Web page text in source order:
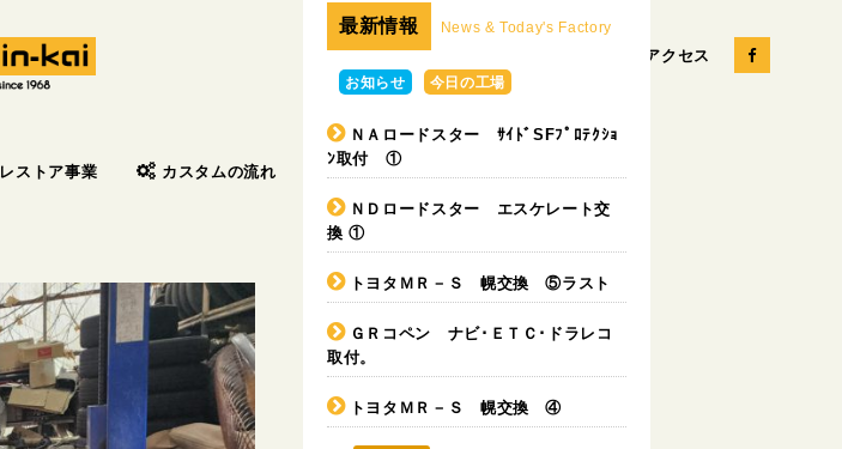
お問い合せ アクセス
レストア事業 カスタムの流れ パーツの販売
最新情報 News & Today's Factory
お知らせ 今日の工場
ＮＡロードスター ｻｲﾄﾞSFﾌﾟﾛﾃｸｼｮ
ﾝ取付 ①
ＮＤロードスター エスケレート交
換 ①
トヨタＭＲ－Ｓ 幌交換 ⑤ラスト
ＧＲコペン ナビ･ＥＴＣ･ドラレコ
取付。
トヨタＭＲ－Ｓ 幌交換 ④